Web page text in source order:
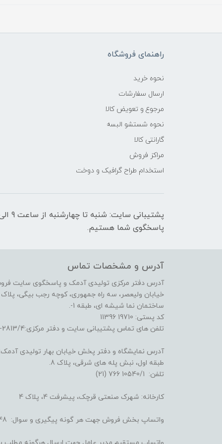
راهنمای فروشگاه
نحوه خرید
ارسال سفارشات
مرجوع و تعویض کالا
نحوه شستشو البسه
گارانتی کالا
مراکز فروش
استخدام طراح گرافیک و دوخت
پاسخگوی شما هستیم.
آدرس و مشخصات تماس
آدرس دفتر مرکزی تولیدی آدمک و پاسخگوی سایت
خیابان ولیعصر، سه راه جمهوری، کوچه رجب بیگی، پلاک 17،
ساختمان نما شیشه ای، طبقه 1-.
کد پستی: 19710 11396
تلفن های تماس پشتیبانی سایت و دفتر مرکزی:2813/4-6641 (21) و 3722/3/4-6695 (21)
آدرس نمایشگاه و دفتر پخش خیابان بهار تولیدی آدمک:
طبقه اول، نبش پله های شرقی، پلاک 8.
تلفن: 10540/1 766 (21)
کارخانه: شهرک صنعتی قرچک، پیشرفت 4، پلاک 4
واتساپ بخش فروش جهت هر گونه پیگیری و سوال: 4248 008 930 98+